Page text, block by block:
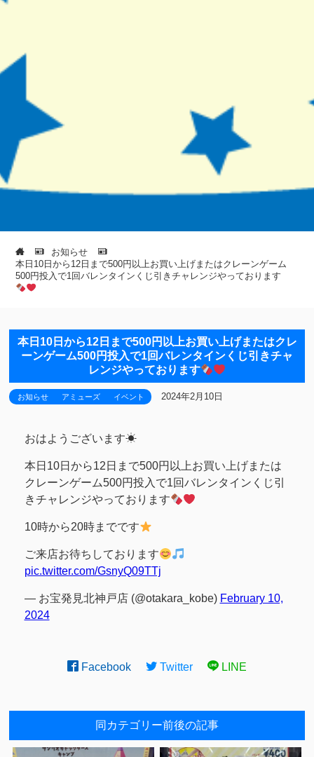
お知らせ
本日10日から12日まで500円以上お買い上げまたはクレーンゲーム
500円投入で1回バレンタインくじ引きチャレンジやっております
本日10日から12日まで500円以上お買い上げまたはクレ
ーンゲーム500円投入で1回バレンタインくじ引きチャ
レンジやっております
お知らせ アミューズ イベント 2024年2月10日
おはようございます☀
本日10日から12日まで500円以上お買い上げまたは
クレーンゲーム500円投入で1回バレンタインくじ引
きチャレンジやっております
10時から20時までです
ご来店お待ちしております
pic.twitter.com/GsnyQ09TTj
— お宝発見北神戸店 (@otakara_kobe) February 10,
2024
Facebook Twitter LINE
同カテゴリー前後の記事